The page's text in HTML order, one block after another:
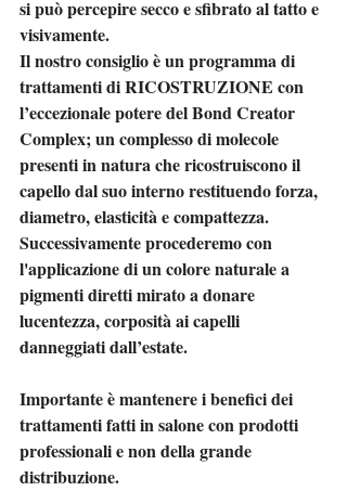
si può percepire secco e sfibrato al tatto e
visivamente.
Il nostro consiglio è un programma di
trattamenti di RICOSTRUZIONE con
l’eccezionale potere del Bond Creator
Complex; un complesso di molecole
presenti in natura che ricostruiscono il
capello dal suo interno restituendo forza,
diametro, elasticità e compattezza.
Successivamente procederemo con
l'applicazione di un colore naturale a
pigmenti diretti mirato a donare
lucentezza, corposità ai capelli
danneggiati dall’estate.
Importante è mantenere i benefici dei
trattamenti fatti in salone con prodotti
professionali e non della grande
distribuzione.